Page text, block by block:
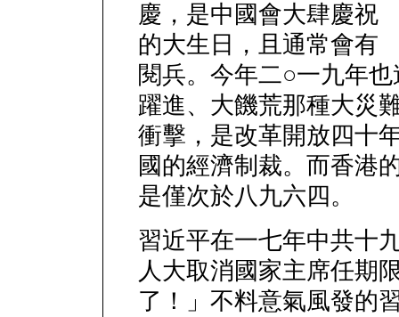
慶，是中國會大肆慶祝
的大生日，且通常會有
閱兵。今年二○一九年
躍進、大饑荒那種大災
衝擊，是改革開放四十
國的經濟制裁。而香港
是僅次於八九六四。
習近平在一七年中共十
人大取消國家主席任期
了！」不料意氣風發的